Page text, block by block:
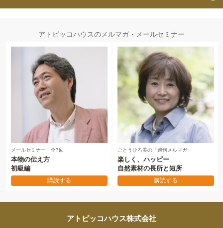
アトピッコハウスのメルマガ・メールセミナー
メールセミナー 全7回
本物の伝え方
初級編
購読する
ごとうひろ美の「週刊メルマガ」
楽しく、ハッピー
自然素材の長所と短所
購読する
アトピッコハウス株式会社